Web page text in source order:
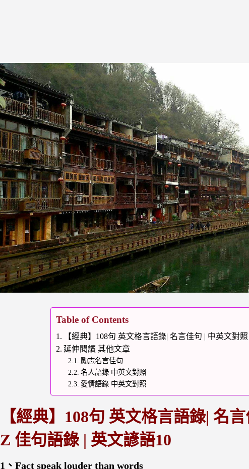
Table of Contents
【經典】108句 英文格言語錄| 名言佳句 | 中英文對
延伸閱讀 其他文章
勵志名言佳句
名人語錄 中英文對照
愛情語錄 中英文對照
【經典】108句 英文格言語錄| 名
Z 佳句語錄 | 英文諺語10
1、Fact speak louder than words